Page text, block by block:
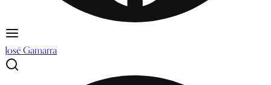
José Gamarra